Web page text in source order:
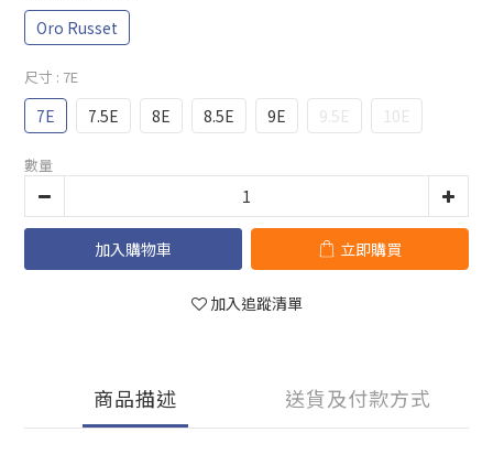
Oro Russet
尺寸 : 7E
7E 7.5E 8E 8.5E 9E 9.5E 10E
數量
加入購物車 立即購買
加入追蹤清單
商品描述 送貨及付款方式